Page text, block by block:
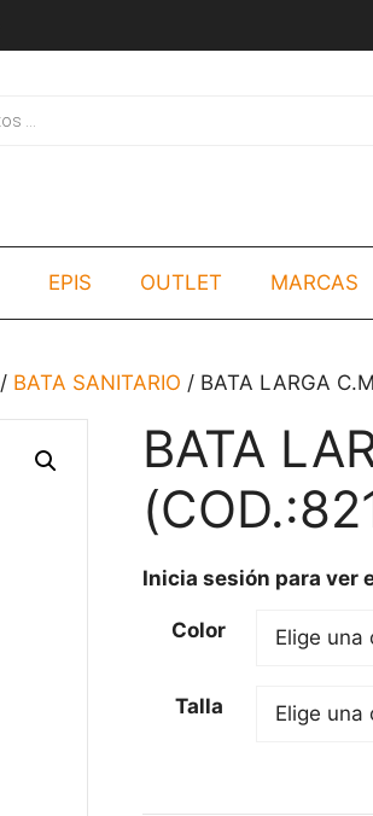
EPIS OUTLET MARCAS
/ BATA SANITARIO / BATA LARGA
BATA
Inicia sesión para ver
Color
Talla